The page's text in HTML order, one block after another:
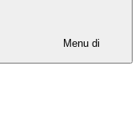
Menu di